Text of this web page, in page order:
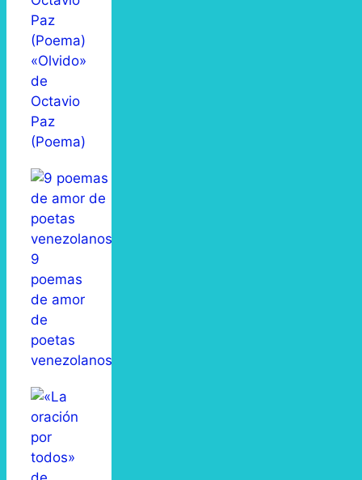
«Olvido»
de
Octavio
Paz
(Poema)
9
poemas
de amor
de
poetas
venezolanos